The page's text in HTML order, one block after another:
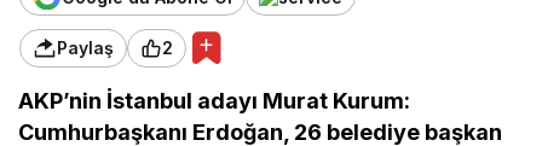
Paylaş 2
AKP’nin İstanbul adayı Murat Kurum:
Cumhurbaşkanı Erdoğan, 26 belediye başkan